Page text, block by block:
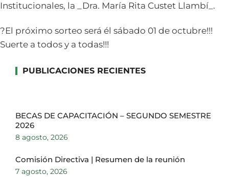
Institucionales, la _Dra. María Rita Custet Llambí_.
?El próximo sorteo será él sábado 01 de octubre!!!
Suerte a todos y a todas!!!
PUBLICACIONES RECIENTES
BECAS DE CAPACITACIÓN – SEGUNDO SEMESTRE
2026
8 agosto, 2026
Comisión Directiva | Resumen de la reunión
7 agosto, 2026